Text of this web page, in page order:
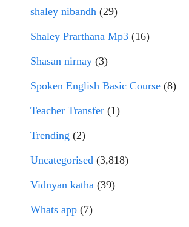
shaley nibandh (29)
Shaley Prarthana Mp3 (16)
Shasan nirnay (3)
Spoken English Basic Course (8)
Teacher Transfer (1)
Trending (2)
Uncategorised (3,818)
Vidnyan katha (39)
Whats app (7)